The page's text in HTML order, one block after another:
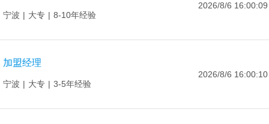
宁波 | 大专 | 8-10年经验
2026/8/6 16:00:09
加盟经理
宁波 | 大专 | 3-5年经验
2026/8/6 16:00:10